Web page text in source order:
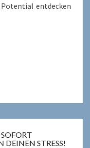
entdecken
DEINEN STRESS!